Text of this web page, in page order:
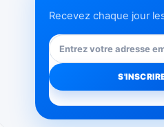
Recevez chaque jour